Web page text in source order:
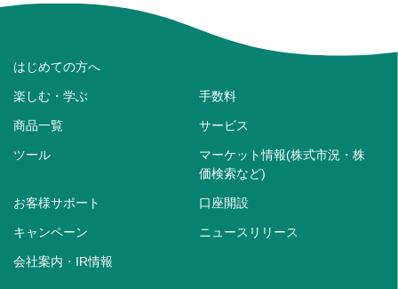
はじめての方へ
楽しむ・学ぶ 手数料
商品一覧 サービス
ツール
マーケット情報(株式市況・株
価検索など)
お客様サポート 口座開設
キャンペーン ニュースリリース
会社案内・IR情報